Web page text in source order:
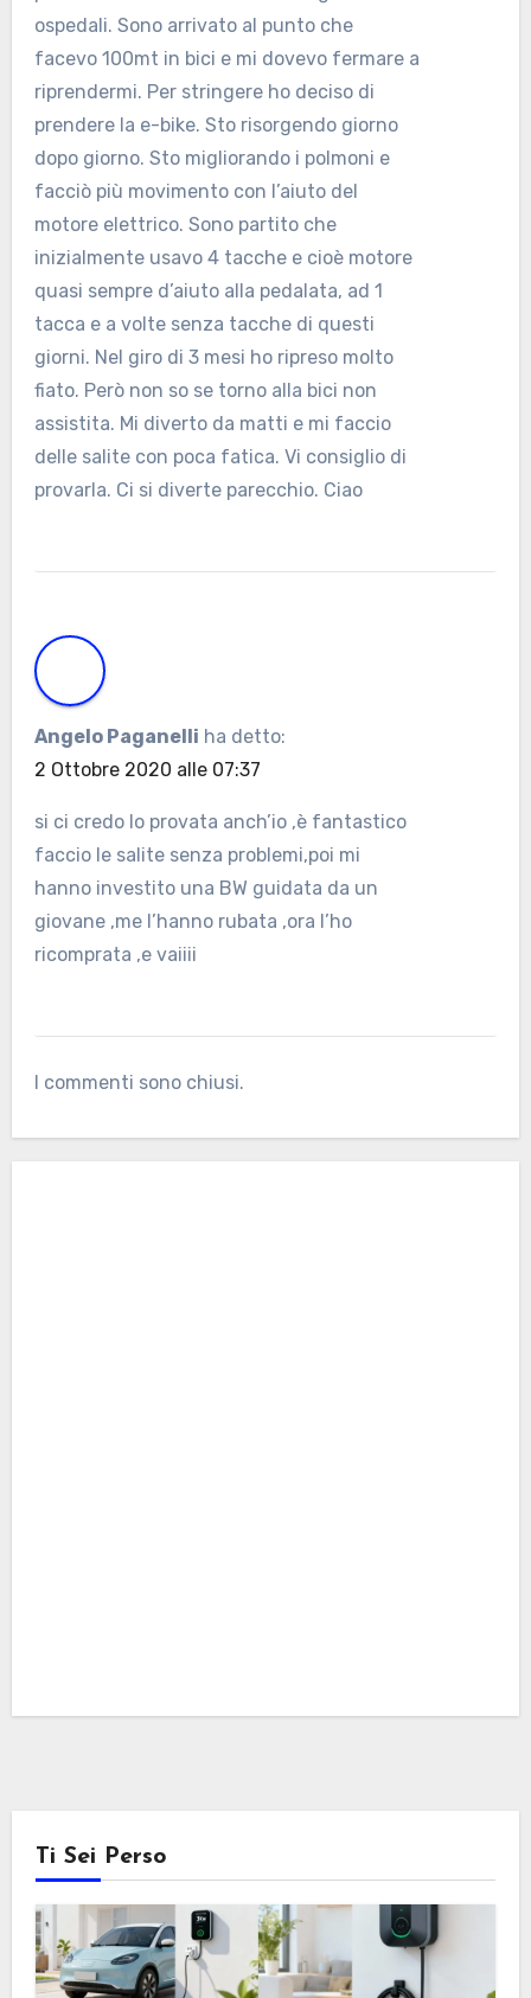
ospedali. Sono arrivato al punto che
facevo 100mt in bici e mi dovevo fermare a
riprendermi. Per stringere ho deciso di
prendere la e-bike. Sto risorgendo giorno
dopo giorno. Sto migliorando i polmoni e
facciò più movimento con l’aiuto del
motore elettrico. Sono partito che
inizialmente usavo 4 tacche e cioè motore
quasi sempre d’aiuto alla pedalata, ad 1
tacca e a volte senza tacche di questi
giorni. Nel giro di 3 mesi ho ripreso molto
fiato. Però non so se torno alla bici non
assistita. Mi diverto da matti e mi faccio
delle salite con poca fatica. Vi consiglio di
provarla. Ci si diverte parecchio. Ciao
Angelo Paganelli ha detto:
2 Ottobre 2020 alle 07:37
si ci credo lo provata anch’io ,è fantastico
faccio le salite senza problemi,poi mi
hanno investito una BW guidata da un
giovane ,me l’hanno rubata ,ora l’ho
ricomprata ,e vaiiii
I commenti sono chiusi.
Ti Sei Perso